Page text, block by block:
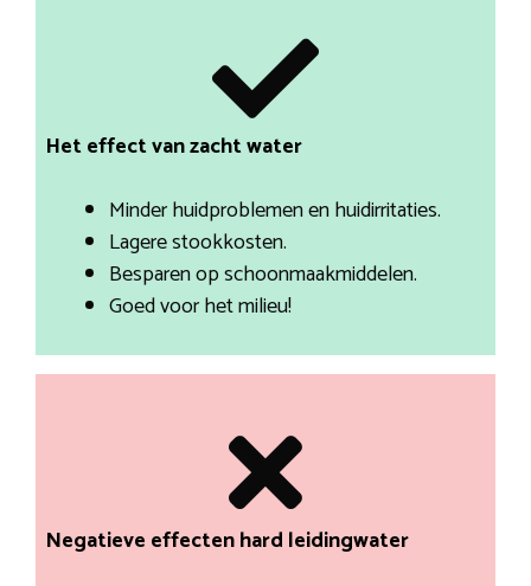
Het effect van zacht water
Minder huidproblemen en huidirritaties.
Lagere stookkosten.
Besparen op schoonmaakmiddelen.
Goed voor het milieu!
Negatieve effecten hard leidingwater